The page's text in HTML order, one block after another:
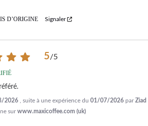
D’ORIGINE Signaler
5/5
2026 , suite à une expérience du 01/07/2026 parZiad
surwww.maxicoffee.com (uk)